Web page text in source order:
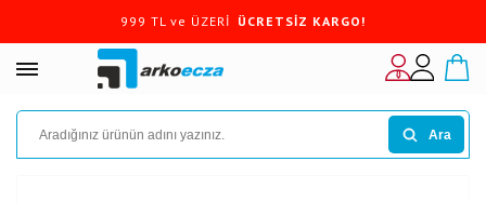
999 TL ve ÜZERİ ÜCRETSİZ KARGO!
Ara